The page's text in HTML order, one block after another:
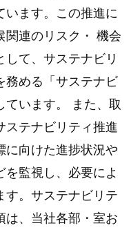
います。この推進に
関連のリスク・ 機会
して、サステナビリ
務める「サステナビ
ています。 また、取
ステナビリティ推進
に向けた進捗状況や
監視し、必要によ
す。サステナビリテ
は、当社各部・室お